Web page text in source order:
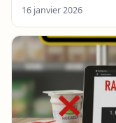
16 janvier 2026